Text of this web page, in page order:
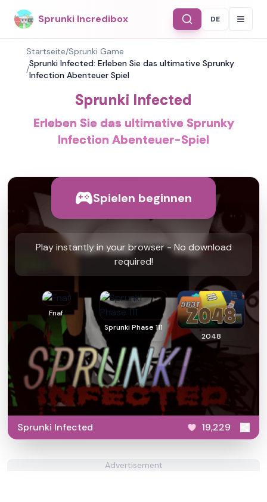
Sprunki Incredibox Select
DE
Startseite/Sprunki Game
/
Sprunki Infected: Erleben Sie das ultimative Sprunky
Infection Abenteuer Spiel
Sprunki Infected
Erleben Sie das ultimative Sprunky
Infection Abenteuer-Spiel
Spielen beginnen
Play instantly in your browser - No download
required!
Fnaf
Sprunki Phase 111
2048
Sprunki Infected 19,229
Advertisement